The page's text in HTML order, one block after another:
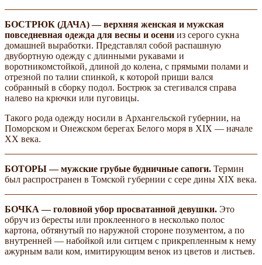
БОСТРЮК (ДАЧА) — верхняя женская и мужская
повседневная одежда для весны и осени из серого сукна
домашней выработки. Представлял собой распашную
двубортную одежду с длинными рукавами и
воротникомстойкой, длиной до колена, с прямыми полами и
отрезной по талии спинкой, к которой приши­ вался
собранный в сборку подол. Бострюк за­ стегивался справа
налево на крючки или пуговицы.
Такого рода одежду носили в Архангельской губернии, на
Поморском и Онежском берегах Белого моря в XIX — начале
XX века.
БОТОРЫ — мужские грубые будничные сапоги. Термин
был распространен в Томской губернии с сере­ дины XIX века.
БОЧКА — головной убор просватанной девушки. Это
обруч из бересты или проклеенного в несколько полос
картона, обтянутый по наружной стороне позументом, а по
внутренней — набойкой или ситцем с прикрепленным к нему
ажурным вали­ ком, имитирующим венок из цветов и листьев.